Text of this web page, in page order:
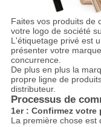
Faites vos produits de
votre logo de société
L'étiquetage privé est
présenter votre
concurrence.
De plus en plus la
propre ligne de
distributeur.
Processus de
1er : Confirmez
La première chose est